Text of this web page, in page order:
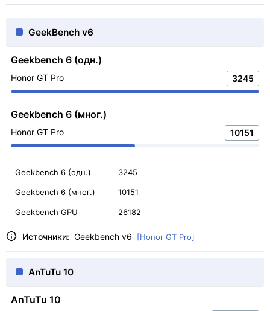
GeekBench v6
Geekbench 6 (одн.)
Honor GT Pro 3245
Geekbench 6 (мног.)
Honor GT Pro 10151
Geekbench 6 (одн.) 3245
Geekbench 6 (мног.) 10151
Geekbench GPU 26182
Источники: Geekbench v6 [Honor GT Pro]
AnTuTu 10
AnTuTu 10